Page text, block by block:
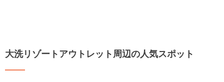
大洗リゾートアウトレット周辺の人気スポット